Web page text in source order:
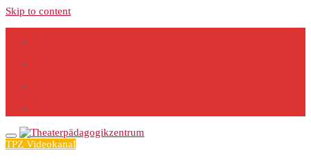
Skip to content
TPZ Videokanal